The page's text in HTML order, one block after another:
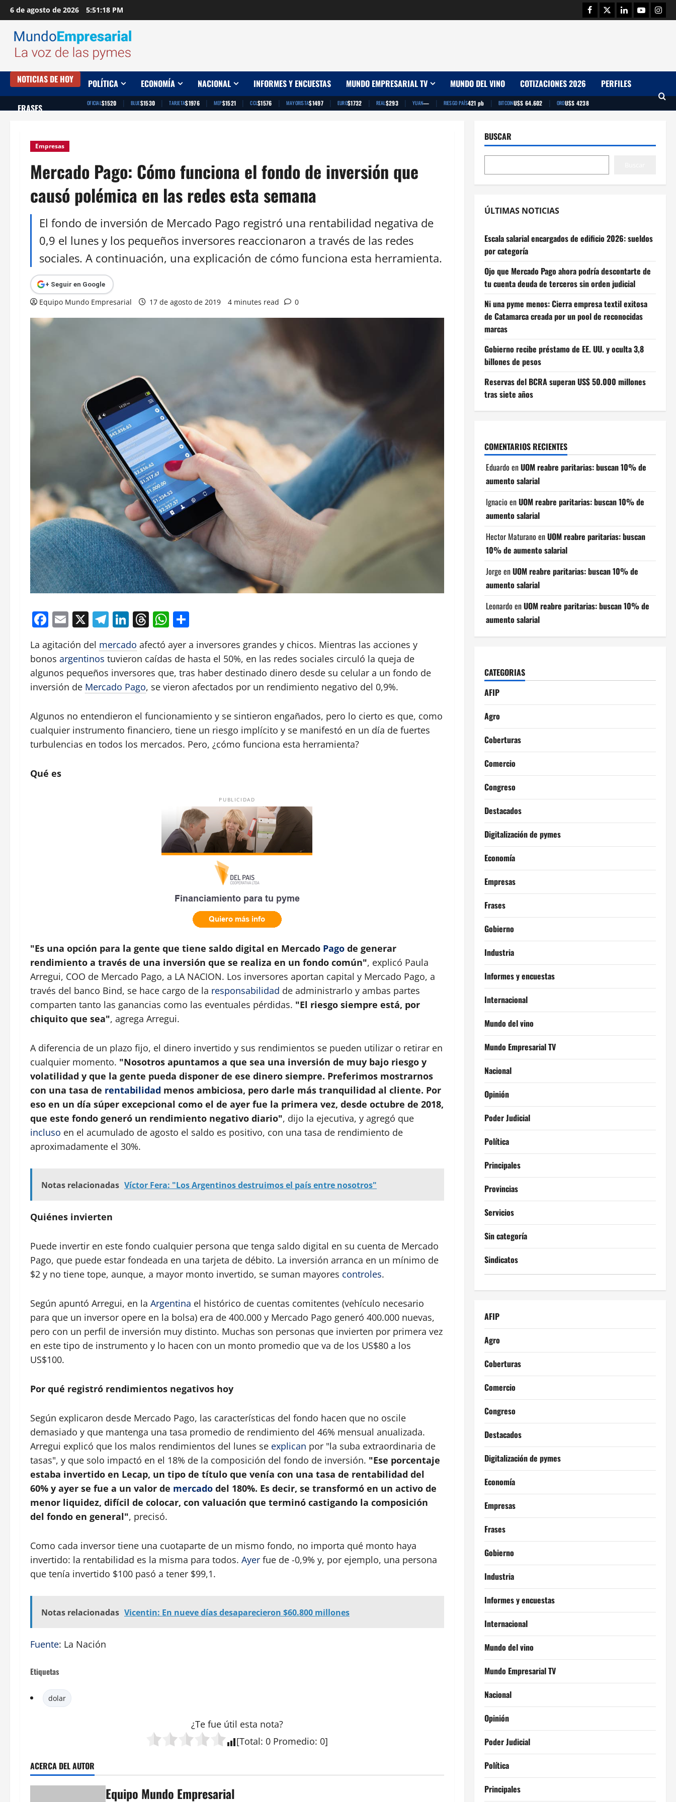
Saltar
al
contenido
6 de agosto de 2026 5:51:19 PM Facebook
TwitterLinkedinYoutube
NOTICIAS DE HOY POLÍTICA ECONOMÍA NACIONAL INFORMES Y ENCUESTAS MUNDO EMPRESARIAL TV MUNDO DEL VINO COTIZACIONES 2026 PERFILES
FRASES OFICIAL$1520 | BLUE$1530 | TARJETA$1976 | MEP$1521 | CCL$1576 | MAYORISTA$1497 | EURO$1732 | REAL$293 | YUAN— | RIESGO PAÍS421 pb | BITCOINU$S 64.602 | OROU$S 4238
Empresas
Mercado Pago: Cómo funciona el fondo de inversión que
causó polémica en las redes esta semana
El fondo de inversión de Mercado Pago registró una rentabilidad negativa de
0,9 el lunes y los pequeños inversores reaccionaron a través de las redes
sociales. A continuación, una explicación de cómo funciona esta herramienta.
+ Seguir en Google
Equipo Mundo Empresarial 17 de agosto de 2019 4 minutes read 0
Facebook
Email
X Telegram
LinkedIn
Threads
WhatsApp
La agitación del mercado afectó ayer a inversores grandes y chicos. Mientras las acciones y
bonos argentinos tuvieron caídas de hasta el 50%, en las redes sociales circuló la queja de
algunos pequeños inversores que, tras haber destinado dinero desde su celular a un fondo de
inversión de Mercado Pago, se vieron afectados por un rendimiento negativo del 0,9%.
Algunos no entendieron el funcionamiento y se sintieron engañados, pero lo cierto es que, como
cualquier instrumento financiero, tiene un riesgo implícito y se manifestó en un día de fuertes
turbulencias en todos los mercados. Pero, ¿cómo funciona esta herramienta?
Qué es
PUBLICIDAD
"Es una opción para la gente que tiene saldo digital en Mercado Pago de generar
rendimiento a través de una inversión que se realiza en un fondo común", explicó Paula
Arregui, COO de Mercado Pago, a LA NACION. Los inversores aportan capital y Mercado Pago, a
través del banco Bind, se hace cargo de la responsabilidad de administrarlo y ambas partes
comparten tanto las ganancias como las eventuales pérdidas. "El riesgo siempre está, por
chiquito que sea", agrega Arregui.
A diferencia de un plazo fijo, el dinero invertido y sus rendimientos se pueden utilizar o retirar en
cualquier momento. "Nosotros apuntamos a que sea una inversión de muy bajo riesgo y
volatilidad y que la gente pueda disponer de ese dinero siempre. Preferimos mostrarnos
con una tasa de rentabilidad menos ambiciosa, pero darle más tranquilidad al cliente. Por
eso en un día súper excepcional como el de ayer fue la primera vez, desde octubre de 2018,
que este fondo generó un rendimiento negativo diario", dijo la ejecutiva, y agregó que
incluso en el acumulado de agosto el saldo es positivo, con una tasa de rendimiento de
aproximadamente el 30%.
Notas relacionadas Víctor Fera: "Los Argentinos destruimos el país entre nosotros"
Quiénes invierten
Puede invertir en este fondo cualquier persona que tenga saldo digital en su cuenta de Mercado
Pago, que puede estar fondeada en una tarjeta de débito. La inversión arranca en un mínimo de
$2 y no tiene tope, aunque, a mayor monto invertido, se suman mayores controles.
Según apuntó Arregui, en la Argentina el histórico de cuentas comitentes (vehículo necesario
para que un inversor opere en la bolsa) era de 400.000 y Mercado Pago generó 400.000 nuevas,
pero con un perfil de inversión muy distinto. Muchas son personas que invierten por primera vez
en este tipo de instrumento y lo hacen con un monto promedio que va de los US$80 a los
US$100.
Por qué registró rendimientos negativos hoy
Según explicaron desde Mercado Pago, las características del fondo hacen que no oscile
demasiado y que mantenga una tasa promedio de rendimiento del 46% mensual anualizada.
Arregui explicó que los malos rendimientos del lunes se explican por "la suba extraordinaria de
tasas", y que solo impactó en el 18% de la composición del fondo de inversión. "Ese porcentaje
estaba invertido en Lecap, un tipo de título que venía con una tasa de rentabilidad del
60% y ayer se fue a un valor de mercado del 180%. Es decir, se transformó en un activo de
menor liquidez, difícil de colocar, con valuación que terminó castigando la composición
del fondo en general", precisó.
Como cada inversor tiene una cuotaparte de un mismo fondo, no importa qué monto haya
invertido: la rentabilidad es la misma para todos. Ayer fue de -0,9% y, por ejemplo, una persona
que tenía invertido $100 pasó a tener $99,1.
Notas relacionadas Vicentin: En nueve días desaparecieron $60.800 millones
Fuente: La Nación
Etiquetas
dolar
¿Te fue útil esta nota?
[Total: 0 Promedio: 0]
ACERCA DEL AUTOR
Equipo Mundo Empresarial
BUSCAR
ÚLTIMAS NOTICIAS
Escala salarial encargados de edificio 2026: sueldos
por categoría
Ojo que Mercado Pago ahora podría descontarte de
tu cuenta deuda de terceros sin orden judicial
Ni una pyme menos: Cierra empresa textil exitosa
de Catamarca creada por un pool de reconocidas
marcas
Gobierno recibe préstamo de EE. UU. y oculta 3,8
billones de pesos
Reservas del BCRA superan US$ 50.000 millones
tras siete años
COMENTARIOS RECIENTES
Eduardo enUOM reabre paritarias: buscan 10% de
aumento salarial
Ignacio enUOM reabre paritarias: buscan 10% de
aumento salarial
Hector Maturano enUOM reabre paritarias: buscan
10% de aumento salarial
Jorge enUOM reabre paritarias: buscan 10% de
aumento salarial
Leonardo enUOM reabre paritarias: buscan 10% de
aumento salarial
CATEGORIAS
AFIP
Agro
Coberturas
Comercio
Congreso
Destacados
Digitalización de pymes
Economía
Empresas
Frases
Gobierno
Industria
Informes y encuestas
Internacional
Mundo del vino
Mundo Empresarial TV
Nacional
Opinión
Poder Judicial
Política
Principales
Provincias
Servicios
Sin categoría
Sindicatos
AFIP
Agro
Coberturas
Comercio
Congreso
Destacados
Digitalización de pymes
Economía
Empresas
Frases
Gobierno
Industria
Informes y encuestas
Internacional
Mundo del vino
Mundo Empresarial TV
Nacional
Opinión
Poder Judicial
Política
Principales